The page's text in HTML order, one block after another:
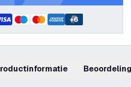
+6
productinformatie